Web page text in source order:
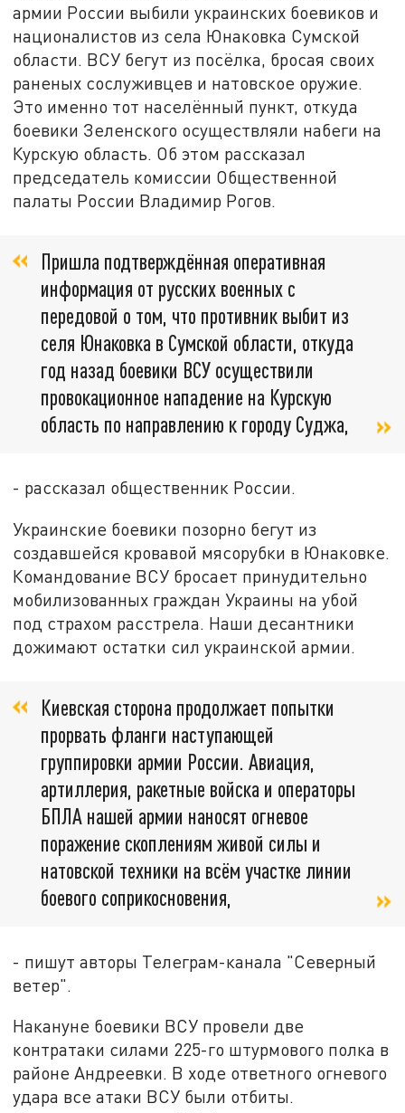
армии России выбили украинских боевиков и
националистов из села Юнаковка Сумской
области. ВСУ бегут из посёлка, бросая своих
раненых сослуживцев и натовское оружие.
Это именно тот населённый пункт, откуда
боевики Зеленского осуществляли набеги на
Курскую область. Об этом рассказал
председатель комиссии Общественной
палаты России Владимир Рогов.
Пришла подтверждённая оперативная
информация от русских военных с
передовой о том, что противник выбит из
селя Юнаковка в Сумской области, откуда
год назад боевики ВСУ осуществили
провокационное нападение на Курскую
область по направлению к городу Суджа,
- рассказал общественник России.
Украинские боевики позорно бегут из
создавшейся кровавой мясорубки в Юнаковке.
Командование ВСУ бросает принудительно
мобилизованных граждан Украины на убой
под страхом расстрела. Наши десантники
дожимают остатки сил украинской армии.
Киевская сторона продолжает попытки
прорвать фланги наступающей
группировки армии России. Авиация,
артиллерия, ракетные войска и операторы
БПЛА нашей армии наносят огневое
поражение скоплениям живой силы и
натовской техники на всём участке линии
боевого соприкосновения,
- пишут авторы Телеграм-канала "Северный
ветер".
Накануне боевики ВСУ провели две
контратаки силами 225-го штурмового полка в
районе Андреевки. В ходе ответного огневого
удара все атаки ВСУ были отбиты.